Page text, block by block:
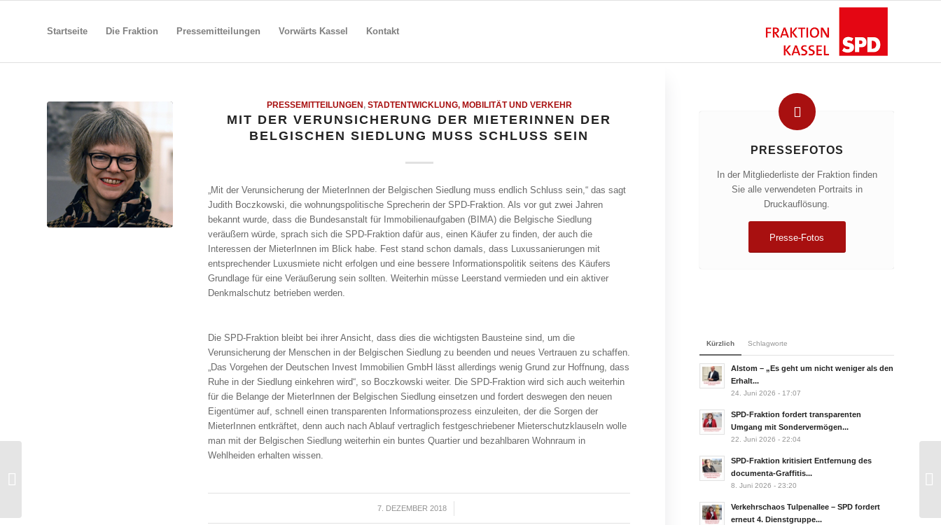
Startseite Die Fraktion Pressemitteilungen Vorwärts Kassel Kontakt
PRESSEMITTEILUNGEN, STADTENTWICKLUNG, MOBILITÄT UND VERKEHR
MIT DER VERUNSICHERUNG DER MIETERINNEN DER
BELGISCHEN SIEDLUNG MUSS SCHLUSS SEIN
„Mit der Verunsicherung der MieterInnen der Belgischen Siedlung muss endlich Schluss sein,“ das sagt
Judith Boczkowski, die wohnungspolitische Sprecherin der SPD-Fraktion. Als vor gut zwei Jahren
bekannt wurde, dass die Bundesanstalt für Immobilienaufgaben (BIMA) die Belgische Siedlung
veräußern würde, sprach sich die SPD-Fraktion dafür aus, einen Käufer zu finden, der auch die
Interessen der MieterInnen im Blick habe. Fest stand schon damals, dass Luxussanierungen mit
entsprechender Luxusmiete nicht erfolgen und eine bessere Informationspolitik seitens des Käufers
Grundlage für eine Veräußerung sein sollten. Weiterhin müsse Leerstand vermieden und ein aktiver
Denkmalschutz betrieben werden.
Die SPD-Fraktion bleibt bei ihrer Ansicht, dass dies die wichtigsten Bausteine sind, um die
Verunsicherung der Menschen in der Belgischen Siedlung zu beenden und neues Vertrauen zu schaffen.
„Das Vorgehen der Deutschen Invest Immobilien GmbH lässt allerdings wenig Grund zur Hoffnung, dass
Ruhe in der Siedlung einkehren wird“, so Boczkowski weiter. Die SPD-Fraktion wird sich auch weiterhin
für die Belange der MieterInnen der Belgischen Siedlung einsetzen und fordert deswegen den neuen
Eigentümer auf, schnell einen transparenten Informationsprozess einzuleiten, der die Sorgen der
MieterInnen entkräftet, denn auch nach Ablauf vertraglich festgeschriebener Mieterschutzklauseln wolle
man mit der Belgischen Siedlung weiterhin ein buntes Quartier und bezahlbaren Wohnraum in
Wehlheiden erhalten wissen.
7. DEZEMBER 2018
/
PRESSEFOTOS
In der Mitgliederliste der Fraktion finden
Sie alle verwendeten Portraits in
Druckauflösung.
Presse-Fotos
Kürzlich Schlagworte
Alstom – „Es geht um nicht weniger als den
Erhalt...
24. Juni 2026 - 17:07
SPD-Fraktion fordert transparenten
Umgang mit Sondervermögen...
22. Juni 2026 - 22:04
SPD-Fraktion kritisiert Entfernung des
documenta-Graffitis...
8. Juni 2026 - 23:20
Verkehrschaos Tulpenallee – SPD fordert
erneut 4. Dienstgruppe...